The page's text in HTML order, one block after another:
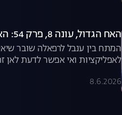
האח הגדול, עונה 8, פרק 54: הארוחה שיצאה משליטה
המתח בין ענבל לרפאלה שובר
לאפליקציות ואי אפשר לדעת לאן
8.6.2026